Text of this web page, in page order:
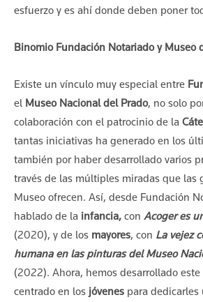
esfuerzo y es ahí donde deben poner
Binomio Fundación Notariado y Museo
Existe un vínculo muy especial entre
el Museo Nacional del Prado, no solo
colaboración con el patrocinio de la
tantas iniciativas ha generado en los
también por haber desarrollado varios
través de las múltiples miradas que las
Museo ofrecen. Así, desde Fundación
hablado de la infancia, con Acoger es
(2020), y de los mayores, con La vejez
humana en las pinturas del Museo
(2022). Ahora, hemos desarrollado
centrado en los jóvenes para